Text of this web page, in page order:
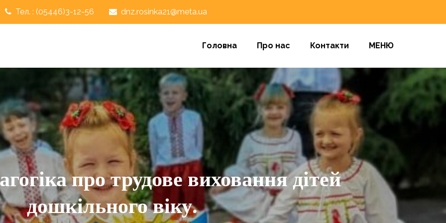
Тел. : (05446)3-12-56 dnz.rosinka21@meta.ua
Головна Про нас Контакти МЕНЮ
про трудове виховання дітей
дошкільного віку.